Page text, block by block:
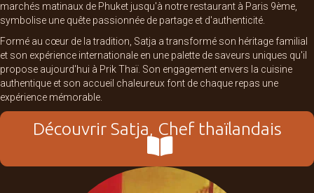
marchés matinaux de Phuket jusqu'à notre restaurant à Paris 9ème,
symbolise une quête passionnée de partage et d'authenticité.
Formé au cœur de la tradition, Satja a transformé son héritage familial
et son expérience internationale en une palette de saveurs uniques qu'il
propose aujourd'hui à Prik Thaï. Son engagement envers la cuisine
authentique et son accueil chaleureux font de chaque repas une
expérience mémorable.
Découvrir Satja, Chef thaïlandais